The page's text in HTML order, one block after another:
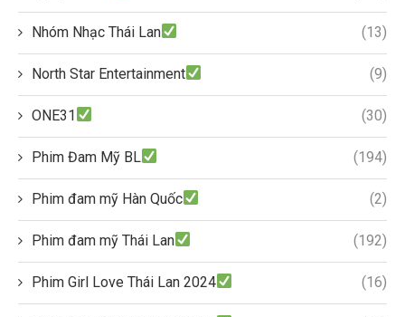
Nhóm Nhạc Thái Lan (13)
North Star Entertainment (9)
ONE31 (30)
Phim Đam Mỹ BL (194)
Phim đam mỹ Hàn Quốc (2)
Phim đam mỹ Thái Lan (192)
Phim Girl Love Thái Lan 2024 (16)